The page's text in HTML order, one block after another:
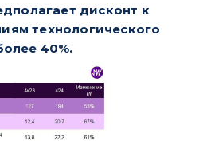
дисконт к
технологического
40%.